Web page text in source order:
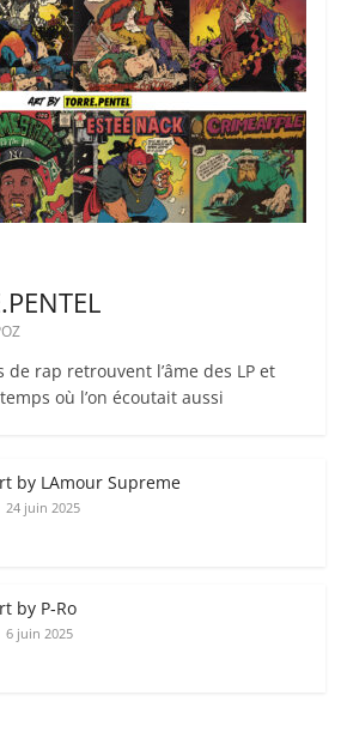
rap retrouvent l’âme des LP et
où l’on écoutait aussi
by LAmour Supreme
24 juin 2025
by P‑Ro
6 juin 2025